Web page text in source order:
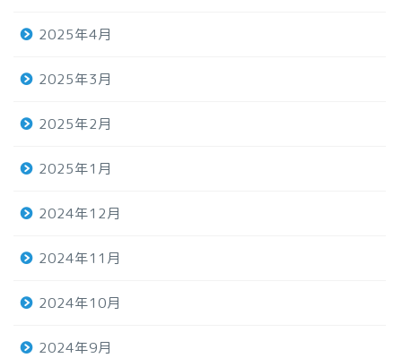
2025年4月
2025年3月
2025年2月
2025年1月
2024年12月
2024年11月
2024年10月
2024年9月